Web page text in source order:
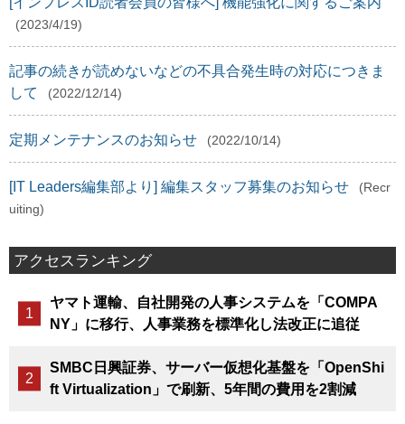
(2023/4/19)
記事の続きが読めないなどの不具合発生時の対応につきま
して
(2022/12/14)
定期メンテナンスのお知らせ (2022/10/14)
[IT Leaders編集部より] 編集スタッフ募集のお知らせ
(Recr
uiting)
アクセスランキング
ヤマト運輸、自社開発の人事システムを「COMPA
NY」に移行、人事業務を標準化し法改正に追従
SMBC日興証券、サーバー仮想化基盤を「OpenShi
ft Virtualization」で刷新、5年間の費用を2割減